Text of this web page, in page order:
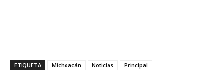
ETIQUETA Michoacán Noticias Principal